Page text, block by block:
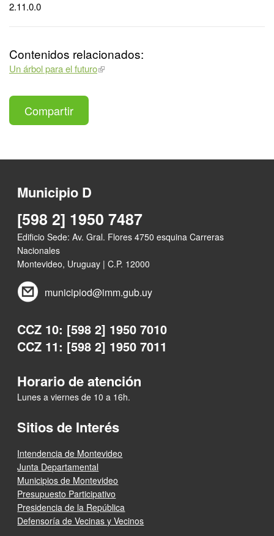
2.11.0.0
Contenidos relacionados:
Un árbol para el futuro
Compartir
Municipio D
[598 2] 1950 7487
Edificio Sede: Av. Gral. Flores 4750 esquina Carreras
Nacionales
Montevideo, Uruguay | C.P. 12000
municipiod@imm.gub.uy
CCZ 10: [598 2] 1950 7010
CCZ 11: [598 2] 1950 7011
Horario de atención
Lunes a viernes de 10 a 16h.
Sitios de Interés
Intendencia de Montevideo
Junta Departamental
Municipios de Montevideo
Presupuesto Participativo
Presidencia de la República
Defensoría de Vecinas y Vecinos